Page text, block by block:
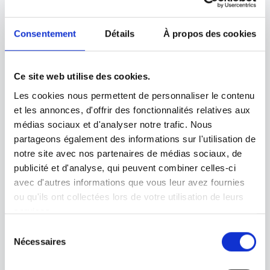
Consentement Détails À propos des cookies
Ce site web utilise des cookies.
Les cookies nous permettent de personnaliser le contenu
et les annonces, d'offrir des fonctionnalités relatives aux
médias sociaux et d'analyser notre trafic. Nous
partageons également des informations sur l'utilisation de
notre site avec nos partenaires de médias sociaux, de
publicité et d'analyse, qui peuvent combiner celles-ci
avec d'autres informations que vous leur avez fournies
ou qu'ils ont collectées lors de votre utilisation de leurs
services.
Nécessaires
particulière à l’expérience utilisateur et à l’interface de vos
sites, car ce sont des éléments cruciaux pour le succès de votre
présence en ligne.